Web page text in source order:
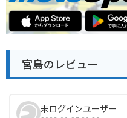
宮島のレビュー
未ログインユーザー